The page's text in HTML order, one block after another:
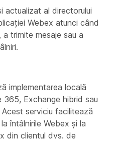
actualizat al directorului
Webex atunci când
trimite mesaje sau a
implementarea locală
Exchange hibrid sau
serviciu facilitează
întâlnirile Webex și la
din clientul dvs. de